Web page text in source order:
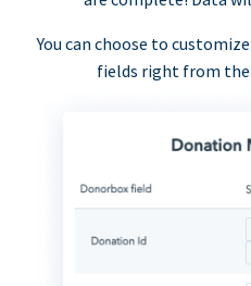
You can choose to
fields right from